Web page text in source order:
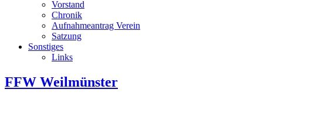
Vorstand
Chronik
Aufnahmeantrag Verein
Satzung
Sonstiges
Links
FFW Weilmünster